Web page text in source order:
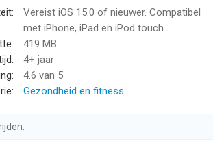
aanpasbare app-iconen
nodig
en inzichten
Vereist iOS 15.0 of nieuwer. Compatibel
met iPhone, iPad en iPod touch.
419 MB
4+ jaar
4.6 van 5
Gezondheid en fitness